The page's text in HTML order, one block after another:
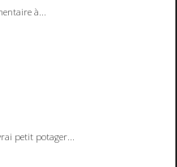
à...
petit potager...